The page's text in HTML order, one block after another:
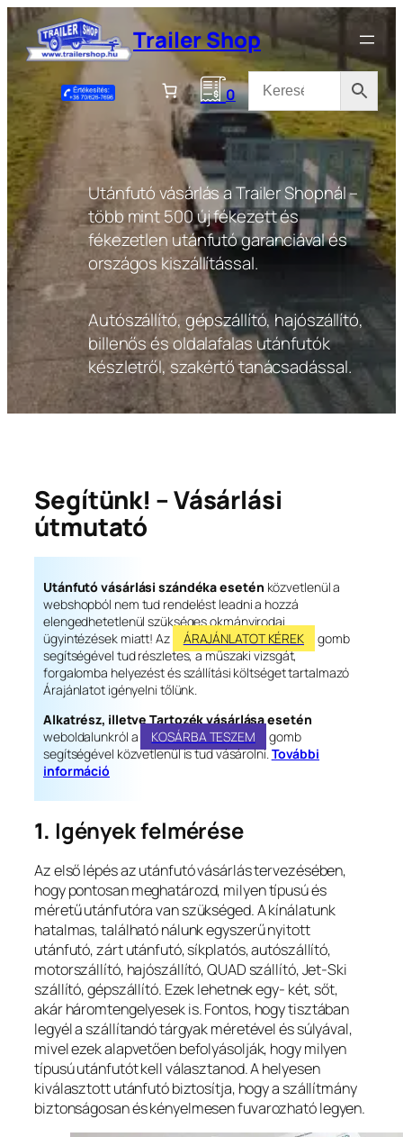
Ugrás
a
tartalomhoz
Trailer Shop
0
Utánfutó vásárlás a Trailer Shopnál –
több mint 500 új fékezett és
fékezetlen utánfutó garanciával és
országos kiszállítással.
Autószállító, gépszállító, hajószállító,
billenős és oldalafalas utánfutók
készletről, szakértő tanácsadással.
Segítünk! – Vásárlási
útmutató
Utánfutó vásárlási szándéka esetén közvetlenül a
webshopból nem tud rendelést leadni a hozzá
elengedhetetlenül szükséges okmányirodai
ügyintézések miatt! Az
ÁRAJÁNLATOT KÉREK
gomb
segítségével tud részletes, a műszaki vizsgát,
forgalomba helyezést és szállítási költséget tartalmazó
Árajánlatot igényelni tőlünk.
Alkatrész, illetve Tartozék vásárlása esetén
weboldalunkról a
KOSÁRBA TESZEM
gomb
segítségével közvetlenül is tud vásárolni.További
információ
1. Igények felmérése
Az első lépés az utánfutó vásárlás tervezésében,
hogy pontosan meghatározd, milyen típusú és
méretű utánfutóra van szükséged. A kínálatunk
hatalmas, található nálunk egyszerű nyitott
utánfutó, zárt utánfutó, síkplatós, autószállító,
motorszállító, hajószállító, QUAD szállító, Jet-Ski
szállító, gépszállító. Ezek lehetnek egy- két, sőt,
akár háromtengelyesek is. Fontos, hogy tisztában
legyél a szállítandó tárgyak méretével és súlyával,
mivel ezek alapvetően befolyásolják, hogy milyen
típusú utánfutót kell választanod. A helyesen
kiválasztott utánfutó biztosítja, hogy a szállítmány
biztonságosan és kényelmesen fuvarozható legyen.